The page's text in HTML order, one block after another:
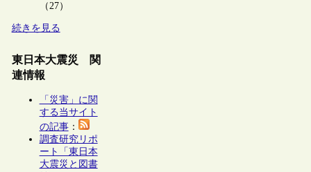
（27）
続きを見る
東日本大震災 関
連情報
「災害」に関
する当サイト
の記事：
調査研究リポ
ート「東日本
大震災と図書